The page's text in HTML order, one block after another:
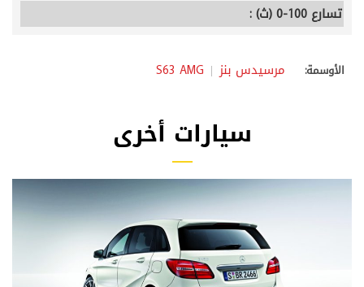
تسارع 100-0 (ث) :
الأوسمة: مرسيدس بنز S63 AMG
سيارات أخرى